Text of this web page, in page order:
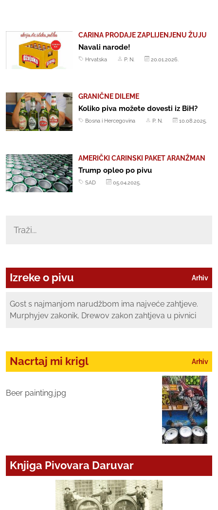
CARINA PRODAJE ZAPLIJENJENU ŽUJU
Navali narode!
Hrvatska P. N. 20.01.2026.
GRANIČNE DILEME
Koliko piva možete dovesti iz BiH?
Bosna i Hercegovina P. N. 10.08.2025.
AMERIČKI CARINSKI PAKET ARANŽMAN
Trump opleo po pivu
SAD 05.04.2025.
Arhiv
Izreke o pivu
Gost s najmanjom narudžbom ima najveće zahtjeve.
Murphyjev zakonik, Drewov zakon zahtjeva u pivnici
Arhiv
Nacrtaj mi krigl
Beer painting.jpg
Knjiga Pivovara Daruvar